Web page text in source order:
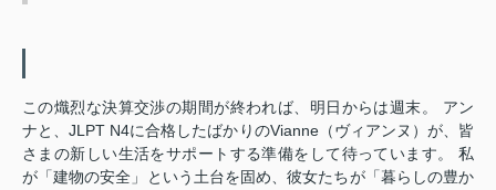
この熾烈な決算交渉の期間が終われば、明日からは週末。 アン
ナと、JLPT N4に合格したばかりのVianne（ヴィアンヌ）が、皆
さまの新しい生活をサポートする準備をして待っています。 私
が「建物の安全」という土台を固め、彼女たちが「暮らしの豊か